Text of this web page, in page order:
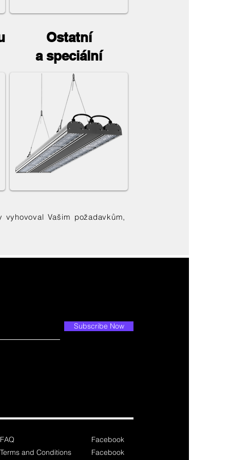
Ostatní
a speciální
Vašim požadavkům,
Subscribe Now
FAQ
Terms and Conditions
Facebook
Facebook